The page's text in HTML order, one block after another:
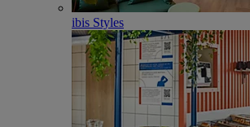
ibis Styles